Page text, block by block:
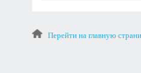
Перейти на главную